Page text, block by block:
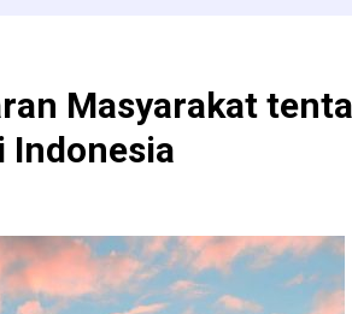
Masyarakat
Indonesia